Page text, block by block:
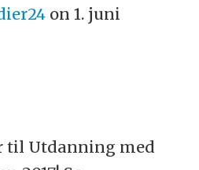
on 1. juni
til Utdanning med